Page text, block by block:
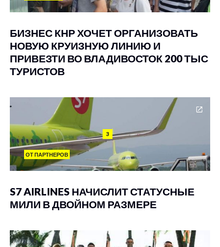
БИЗНЕС КНР ХОЧЕТ ОРГАНИЗОВАТЬ
НОВУЮ КРУИЗНУЮ ЛИНИЮ И
ПРИВЕЗТИ ВО ВЛАДИВОСТОК 200 ТЫС
ТУРИСТОВ
3
ОТ ПАРТНЕРОВ
S7 AIRLINES НАЧИСЛИТ СТАТУСНЫЕ
МИЛИ В ДВОЙНОМ РАЗМЕРЕ